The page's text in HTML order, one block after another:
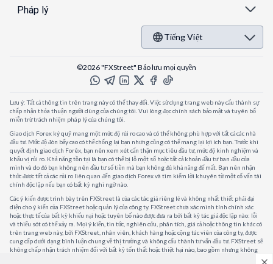
Pháp lý
Tiếng Việt
©2026 "FXStreet" Bảo lưu mọi quyền
Lưu ý: Tất cả thông tin trên trang này có thể thay đổi. Việc sử dụng trang web này cấu thành sự
chấp nhận thỏa thuận người dùng của chúng tôi. Vui lòng đọc chính sách bảo mật và tuyên bố
miễn trừ trách nhiệm pháp lý của chúng tôi.
Giao dịch Forex ký quỹ mang một mức độ rủi ro cao và có thể không phù hợp với tất cả các nhà
đầu tư. Mức độ đòn bẩy cao có thể chống lại bạn nhưng cũng có thể mang lại lợi ích bạn. Trước khi
quyết định giao dịch Forêx, bạn nên xem xét cẩn thận mục tiêu đầu tư, mức độ kinh nghiệm và
khẩu vị rủi ro. Khả năng tồn tại là bạn có thể bị lỗ một số hoặc tất cả khoản đầu tư ban đầu của
mình và do đó bạn không nên đầu tư số tiền mà bạn không đủ khả năng để mất. Bạn nên nhận
thức được tất cả các rủi ro liên quan đến giao dịch Forex và tìm kiếm lời khuyên từ một cố vấn tài
chính độc lập nếu bạn có bất kỳ nghi ngờ nào.
Các ý kiến được trình bày trên FXStreet là của các tác giả riêng lẻ và không nhất thiết phải đại
diện cho ý kiến của FXStreet hoặc quản lý của công ty. FXStreet chưa xác minh tính chính xác
hoặc thực tế của bất kỳ khiếu nại hoặc tuyên bố nào được đưa ra bởi bất kỳ tác giả độc lập nào: lỗi
và thiếu sót có thể xảy ra. Mọi ý kiến, tin tức, nghiên cứu, phân tích, giá cả hoặc thông tin khác có
trên trang web này, bởi FXStreet, nhân viên, khách hàng hoặc cộng tác viên của công ty, được
cung cấp dưới dạng bình luận chung về thị trường và không cấu thành tư vấn đầu tư. FXStreet sẽ
không chấp nhận trách nhiệm đối với bất kỳ tổn thất hoặc thiệt hại nào, bao gồm nhưng không